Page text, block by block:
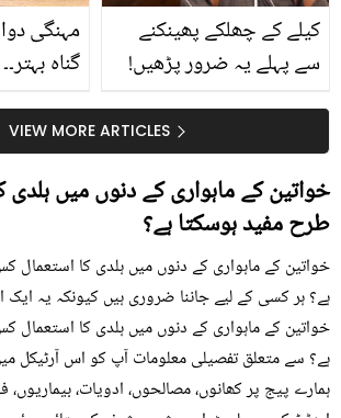
مہنگی
گناہ
کیوں
کیلے کے چھلکے پھینکنے
سے پہلے یہ ضرور پڑھیں!
سستا اور قدرتی حلVIEW MORE ARTICLES
خواتین کے ماہواری کے دنوں میں
طرح مفید ہوسکتا ہے؟
خواتین کے ماہواری کے دنوں میں ہلدی کا استعمال
ہے؟ ہر کسی کے لیے جاننا ضروری ہیں کیونکہ یہ ایک
خواتین کے ماہواری کے دنوں میں ہلدی کا استعمال
ہے؟ سے متعلق تفصیلی معلومات آپ کو اس آرٹیکل
ہمارے پیج پر کھانوں، مصالحوں، ادویات، بیماریوں،